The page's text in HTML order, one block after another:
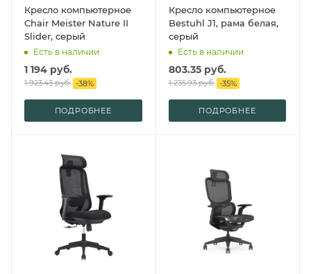
Кресло компьютерное
Chair Meister Nature II
Slider, серый
Есть в наличии
1 194 руб.
1 923.43руб. -38%
ПОДРОБНЕЕ
Кресло компьютерное
Bestuhl J1, рама белая,
серый
Есть в наличии
803.35руб.
1 235.93руб. -35%
ПОДРОБНЕЕ